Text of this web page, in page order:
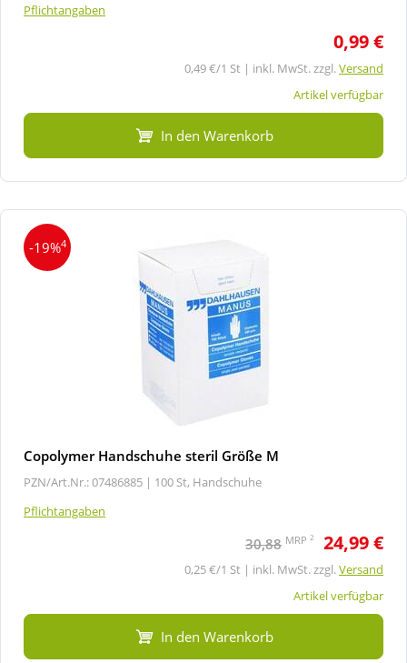
Pflichtangaben
0,99 €
0,49 €/1 St | inkl. MwSt. zzgl.Versand
Artikel verfügbar
In den Warenkorb
-19%4
Copolymer Handschuhe steril Größe M
PZN/Art.Nr.: 07486885 | 100 St, Handschuhe
Pflichtangaben
30,88 MRP 2 24,99 €
0,25 €/1 St | inkl. MwSt. zzgl.Versand
Artikel verfügbar
In den Warenkorb